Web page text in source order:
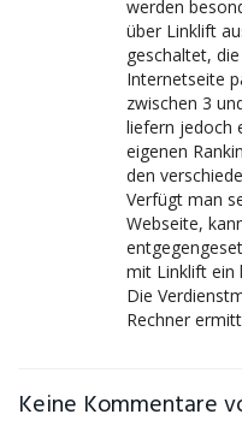
werden
über Linklift
geschaltet,
Internetseite
zwischen 3
liefern jedoch
eigenen
den
Verfügt man
Webseite,
mit Linklift ein
Die
Rechner
Keine Kommentare